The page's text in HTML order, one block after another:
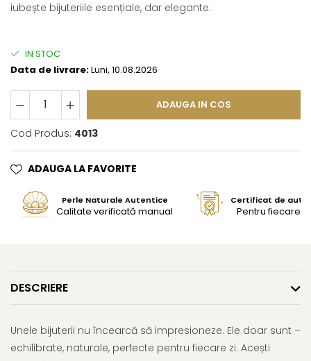
iubește bijuteriile esențiale, dar elegante.
IN STOC
Data de livrare:Luni, 10.08.2026
ADAUGA IN COS
Cod Produs: 4013
ADAUGA LA FAVORITE
Perle Naturale Autentice
Calitate verificată manual
Certificat de
Pentru fiecare
DESCRIERE
Unele bijuterii nu încearcă să impresioneze. Ele doar sunt –
echilibrate, naturale, perfecte pentru fiecare zi. Acești